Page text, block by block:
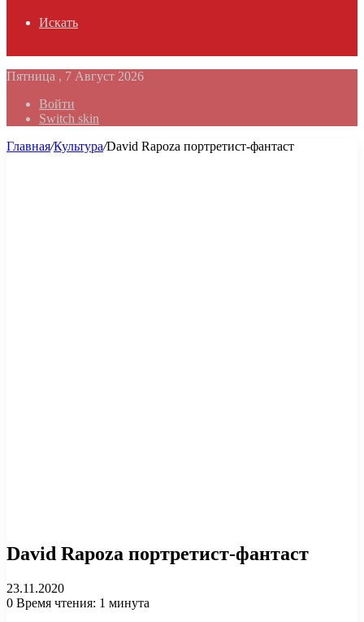
Искать
Пятница , 7 Август 2026
Войти
Switch skin
Главная/Культура/David Rapoza портретист-фантаст
David Rapoza портретист-фантаст
23.11.2020
0 Время чтения: 1 минута